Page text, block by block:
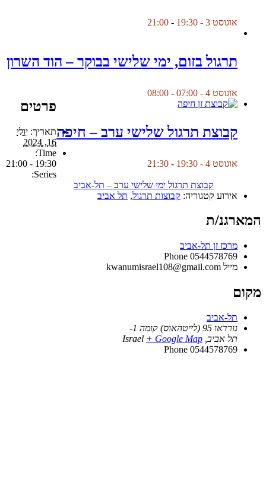
אוגוסט 3 - 19:30 -
21:00
תרגול בזום, ימי שלישי בבוקר – הוד השרון
אוגוסט 4 - 07:00 -
08:00
קבוצת תרגול שלישי ערב – חיפה
אוגוסט 4 - 19:30 -
21:30
פרטים
תאריך: יולי
16, 2024
Time:
19:30 - 21:00
Series:
קבוצת תרגול ימי שלישי ערב – תל-אביב
אירוע קטגוריה: קבוצות תרגול, תל אביב
המארגנ/ת
מרכז זן תל-אביב
Phone 0544578769
מייל kwanumisrael108@gmail.com
מקום
תל-אביב
נורדאו 95 (לייטהאוס) קומה 1-
תל אביב
Israel + Google Map
Phone 0544578769